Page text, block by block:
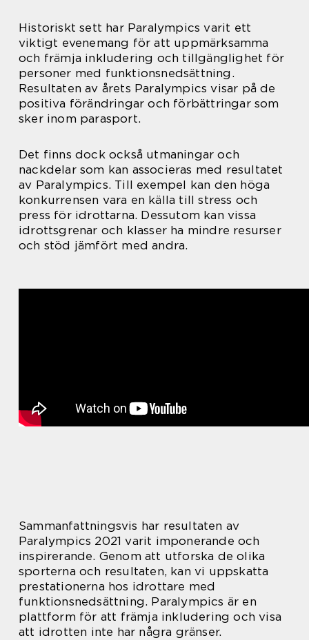
Historiskt sett har Paralympics varit ett
viktigt evenemang för att uppmärksamma
och främja inkludering och tillgänglighet för
personer med funktionsnedsättning.
Resultaten av årets Paralympics visar på de
positiva förändringar och förbättringar som
sker inom parasport.
Det finns dock också utmaningar och
nackdelar som kan associeras med resultatet
av Paralympics. Till exempel kan den höga
konkurrensen vara en källa till stress och
press för idrottarna. Dessutom kan vissa
idrottsgrenar och klasser ha mindre resurser
och stöd jämfört med andra.
Sammanfattningsvis har resultaten av
Paralympics 2021 varit imponerande och
inspirerande. Genom att utforska de olika
sporterna och resultaten, kan vi uppskatta
prestationerna hos idrottare med
funktionsnedsättning. Paralympics är en
plattform för att främja inkludering och visa
att idrotten inte har några gränser.